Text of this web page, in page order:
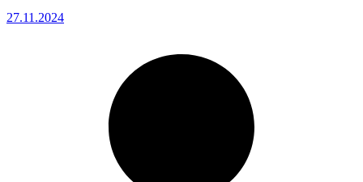
27.11.2024